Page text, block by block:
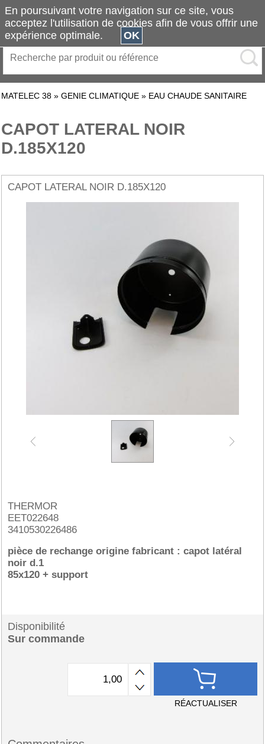
MATELEC 38 » GENIE CLIMATIQUE » EAU CHAUDE SANITAIRE
CAPOT LATERAL NOIR
D.185X120
CAPOT LATERAL NOIR D.185X120
THERMOR
EET022648
3410530226486
pièce de rechange origine fabricant : capot latéral
noir d.1
85x120 + support
Disponibilité
Sur commande
RÉACTUALISER
En poursuivant votre navigation sur ce site, vous
acceptez l'utilisation de cookies afin de vous offrir une
expérience optimale.
OK